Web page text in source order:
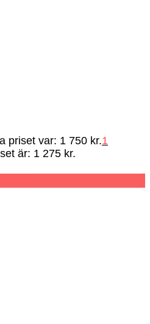
priset var: 1 750 kr.1
är: 1 275 kr.